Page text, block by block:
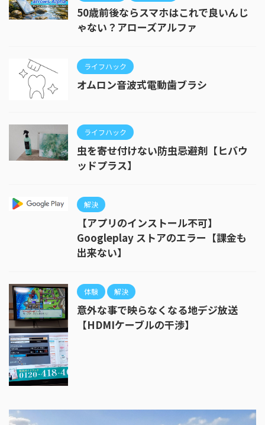
50歳前後ならスマホはこれで良いんじ
ゃない？アローズアルファ
ライフハック
オムロン音波式電動歯ブラシ
ライフハック
虫を寄せ付けない防虫忌避剤【ヒバウ
ッドプラス】
解決
【アプリのインストール不可】
Googleplay ストアのエラー【課金も
出来ない】
体験 解決
意外な事で映らなくなる地デジ放送
【HDMIケーブルの干渉】